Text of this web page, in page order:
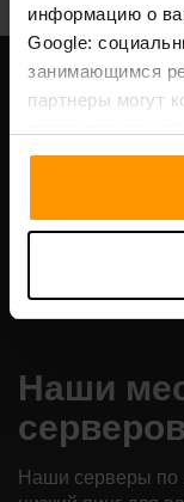
информацию о
Google:
занимающимся
партнеры могут
данными,
Наши
Наши серверы по